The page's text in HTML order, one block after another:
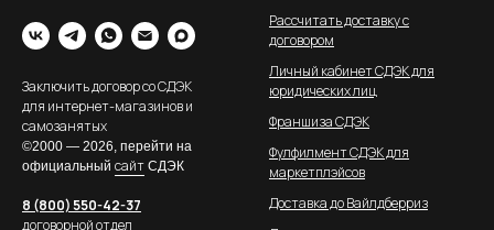
Заключить договор со СДЭК
для интернет-магазинов и
самозанятых
©2000 — 2026, перейти на
официальный сайт СДЭК
8 (800) 550-42-37
договорной отдел
Рассчитать доставку с
договором
Личный кабинет СДЭК для
юридических лиц
Франшиза СДЭК
Фулфилмент СДЭК для
маркетплэйсов
Доставка до Вайлдберриз